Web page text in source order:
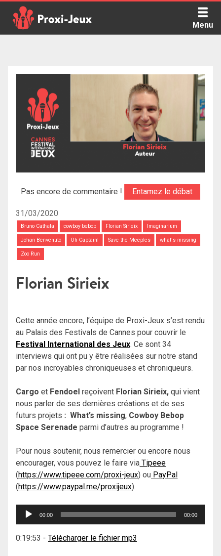
content
Menu
Pas encore de commentaire ! Entamez le débat
31/03/2020
Bruno Cathala cowboy bebop Florian Sirieix Imaginarium
Johan Benvenuto Oh Captain! Save the Meeples what's missing
Zoo Run
Florian Sirieix
Cette année encore, l’équipe de Proxi-Jeux s’est rendu
au Palais des Festivals de Cannes pour couvrir le
Festival International des Jeux. Ce sont 34
interviews qui ont pu y être réalisées sur notre stand
par nos incroyables chroniqueuses et chroniqueurs.
Cargo et Fendoel reçoivent Florian Sirieix, qui vient
nous parler de ses dernières créations et de ses
futurs projets : What’s missing, Cowboy Bebop
Space Serenade parmi d’autres au programme !
Pour nous soutenir, nous remercier ou encore nous
encourager, vous pouvez le faire via Tipeee
(https://www.tipeee.com/proxi-jeux) ou PayPal
(https://www.paypal.me/proxijeux).
Lecteur
00:00 00:00
0:19:53 - Télécharger le fichier mp3